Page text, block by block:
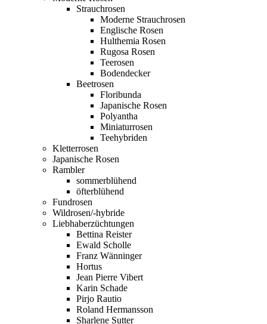
Strauchrosen
Moderne Strauchrosen
Englische Rosen
Hulthemia Rosen
Rugosa Rosen
Teerosen
Bodendecker
Beetrosen
Floribunda
Japanische Rosen
Polyantha
Miniaturrosen
Teehybriden
Kletterrosen
Japanische Rosen
Rambler
sommerblühend
öfterblühend
Fundrosen
Wildrosen/-hybride
Liebhaberzüchtungen
Bettina Reister
Ewald Scholle
Franz Wänninger
Hortus
Jean Pierre Vibert
Karin Schade
Pirjo Rautio
Roland Hermansson
Sharlene Sutter